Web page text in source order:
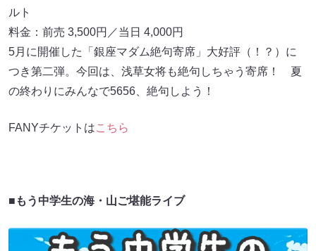
ルト
料金：前売 3,500円／当日 4,000円
5月に開催した「銀座マダム絶句寄席」大好評（！？）に
つき第二弾。今回は、浅草女将も絶句しちゃう寄席！ 夏
の終わりにみんなで5656、絶句しよう！
FANYチケットはこちら
■もう中学生の海・山ご堪能ライブ